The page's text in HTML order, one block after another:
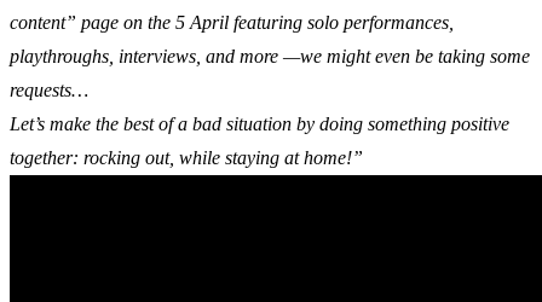
content” page on the 5 April featuring solo performances,
playthroughs, interviews, and more —we might even be taking some
requests…
Let’s make the best of a bad situation by doing something positive
together: rocking out, while staying athome!”